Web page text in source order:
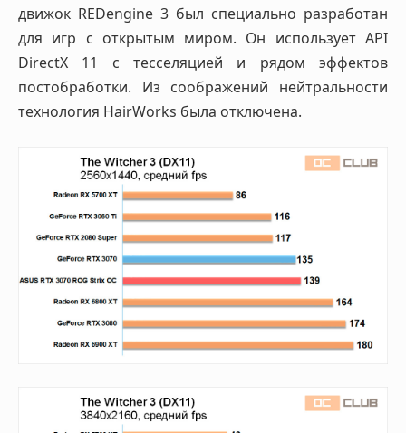
движок REDengine 3 был специально разработан
для игр с открытым миром. Он использует API
DirectX 11 с тесселяцией и рядом эффектов
постобработки. Из соображений нейтральности
технология HairWorks была отключена.